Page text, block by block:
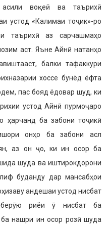
асили воқеӣ ва таърихӣ
устод «Калимаи тоҷик»-ро
таърихӣ аз сарчашмаҳо
аст. Яъне Айнӣ натанҳо
балки тафаккури
хоссе бунёд ёфта
пас бояд ёдовар шуд, ки
устод Айнӣ пурмоҷаро
ҳарчанд ба забони тоҷикӣ
онҳо ба забони асл
аз он ҷо, ки ин осор ба
шуда ва иштирокдорони
буданду дар мансабҳои
андешаи устод нисбат
риёи ӯ нисбат ба
нашри ин осор розӣ шуда